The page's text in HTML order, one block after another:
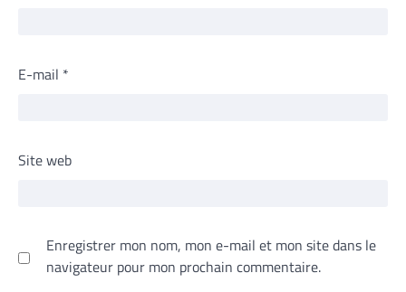
E-mail *
Site web
Enregistrer mon nom, mon e-mail et mon site dans le
navigateur pour mon prochain commentaire.